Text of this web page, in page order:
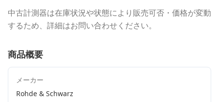
中古計測器は在庫状況や状態により販売可否・価格が変動
するため、詳細はお問い合わせください。
商品概要
メーカー
Rohde & Schwarz